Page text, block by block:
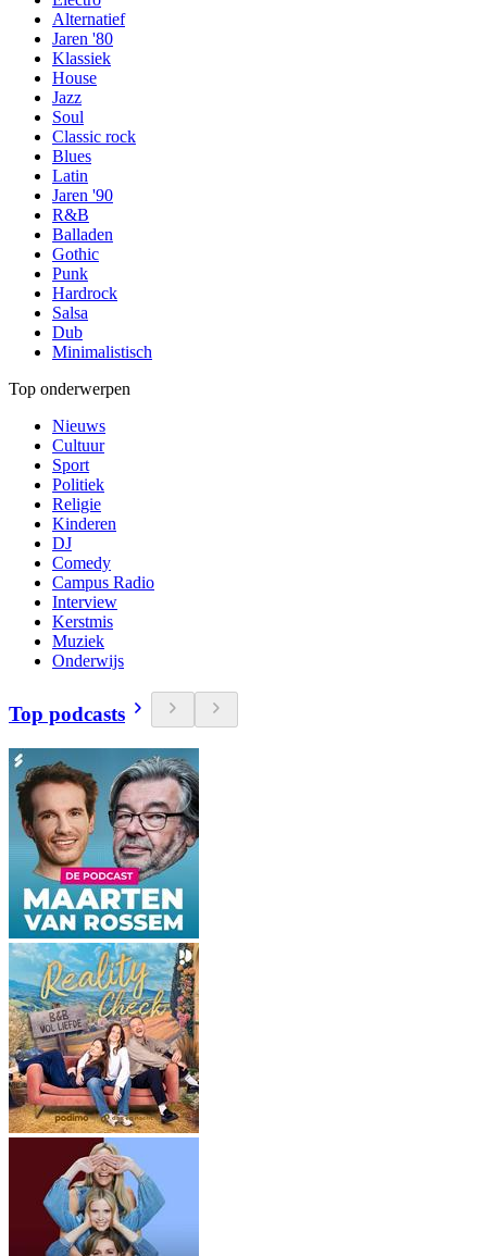
Alternatief
Jaren '80
Klassiek
House
Jazz
Soul
Classic rock
Blues
Latin
Jaren '90
R&B
Balladen
Gothic
Punk
Hardrock
Salsa
Dub
Minimalistisch
Top onderwerpen
Nieuws
Cultuur
Sport
Politiek
Religie
Kinderen
DJ
Comedy
Campus Radio
Interview
Kerstmis
Muziek
Onderwijs
Top podcasts